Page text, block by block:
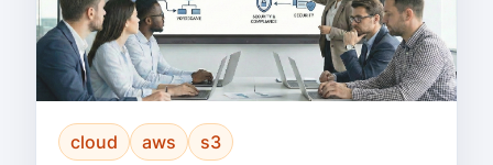
cloud aws s3